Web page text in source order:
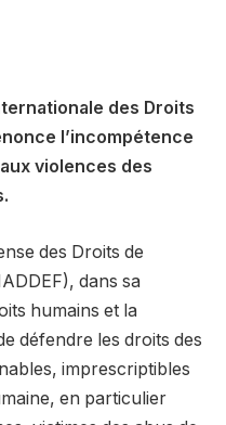
des Droits
l’incompétence
violences des
des Droits de
dans sa
humains et la
défendre les droits des
imprescriptibles
en particulier